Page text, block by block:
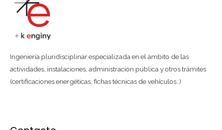
Ingeniería pluridisciplinar especializada en el ámbito de las
actividades, instalaciones, administración pública y otros trámites
(certificaciones energéticas, fichas técnicas de vehículos..)